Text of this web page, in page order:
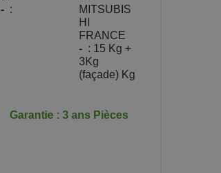
- :
MITSUBIS
HI
FRANCE
- : 15 Kg +
3Kg
(façade) Kg
Garantie : 3 ans Pièces